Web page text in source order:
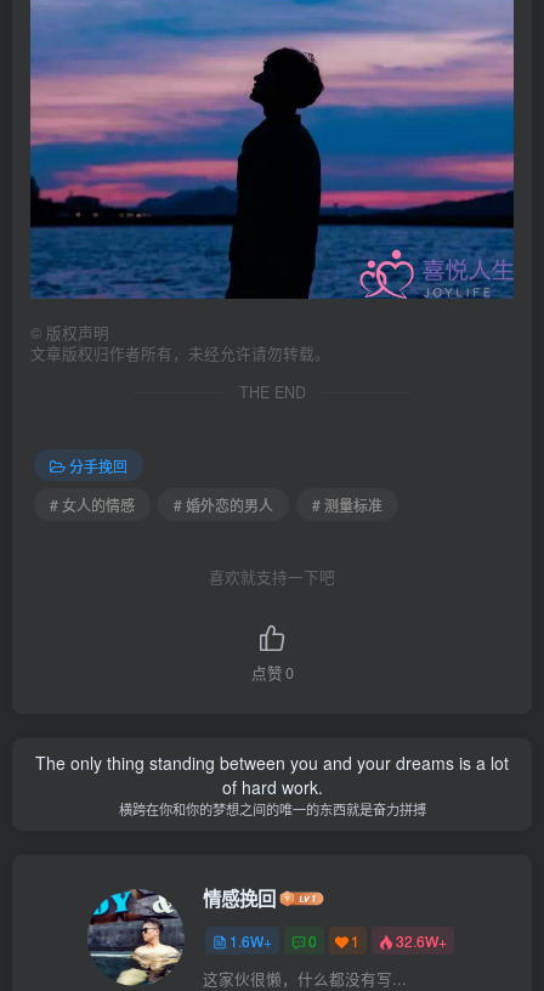
© 版权声明
文章版权归作者所有，未经允许请勿转载。
THE END
分手挽回
# 女人的情感
# 婚外恋的男人 # 测量标准
喜欢就支持一下吧
点赞0
The only thing standing between you and your dreams is a lot
of hard work.
横跨在你和你的梦想之间的唯一的东西就是奋力拼搏
情感挽回
1.6W+ 0 1 32.6W+
这家伙很懒，什么都没有写...